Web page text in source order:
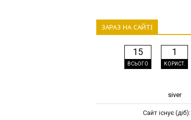
ЗАРАЗ НА САЙТІ
15
ВСЬОГО
1
КОРИСТ.
siver
Сайт існує (діб):